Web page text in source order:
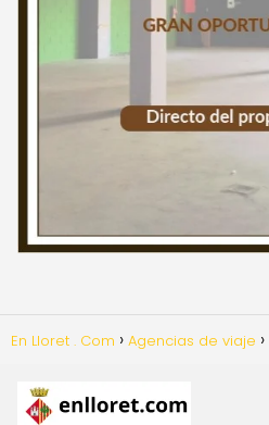
En Lloret . Com Agencias de viaje